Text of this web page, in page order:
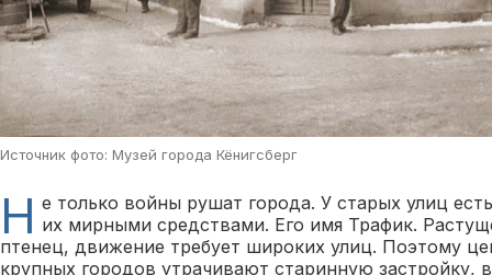
Источник фото: Музей города Кёнигсберг
Н е только войны рушат города. У старых улиц
их мирными средствами. Его имя Трафик.
птенец, движение требует широких улиц. Поэтому
крупных городов утрачивают старинную застройку,